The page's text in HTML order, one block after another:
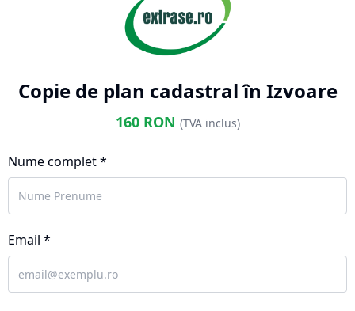
Copie de plan cadastral în Izvoare
160RON (TVA inclus)
Nume complet *
Email *